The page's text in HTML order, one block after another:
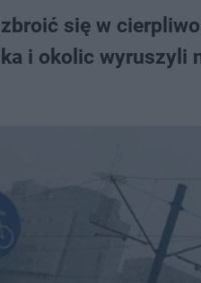
się w
i okolic wyruszyli